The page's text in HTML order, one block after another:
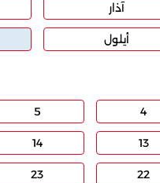
آذار
أيلول
4
5
13
14
22
23